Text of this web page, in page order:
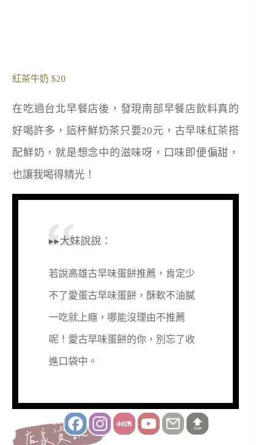
紅茶牛奶 $20
在吃過台北早餐店後，發現南部早餐店飲料真的
好喝許多，這杯鮮奶茶只要20元，古早味紅茶搭
配鮮奶，就是想念中的滋味呀，口味即便偏甜，
也讓我喝得精光！
▸▸大妹說說：
若說高雄古早味蛋餅推薦，肯定少
不了愛蛋古早味蛋餅，酥軟不油膩
一吃就上癮，哪能沒理由不推薦
呢！愛古早味蛋餅的你，別忘了收
進口袋中。
TOP